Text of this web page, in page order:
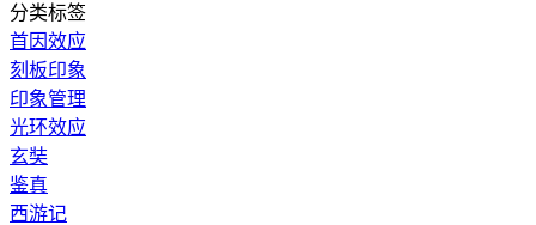
分类标签
首因效应
刻板印象
印象管理
光环效应
玄奘
鉴真
西游记